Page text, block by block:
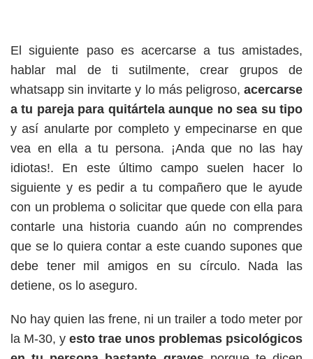
El siguiente paso es acercarse a tus amistades,
hablar mal de ti sutilmente, crear grupos de
whatsapp sin invitarte y lo más peligroso, acercarse
a tu pareja para quitártela aunque no sea su tipo
y así anularte por completo y empecinarse en que
vea en ella a tu persona. ¡Anda que no las hay
idiotas!. En este último campo suelen hacer lo
siguiente y es pedir a tu compañero que le ayude
con un problema o solicitar que quede con ella para
contarle una historia cuando aún no comprendes
que se lo quiera contar a este cuando supones que
debe tener mil amigos en su círculo. Nada las
detiene, os lo aseguro.
No hay quien las frene, ni un trailer a todo meter por
la M-30, y esto trae unos problemas psicológicos